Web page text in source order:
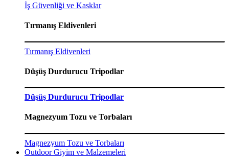
İş Güvenliği ve Kasklar
Tırmanış Eldivenleri
Tırmanış Eldivenleri
Düşüş Durdurucu Tripodlar
Düşüş Durdurucu Tripodlar
Magnezyum Tozu ve Torbaları
Magnezyum Tozu ve Torbaları
Outdoor Giyim ve Malzemeleri